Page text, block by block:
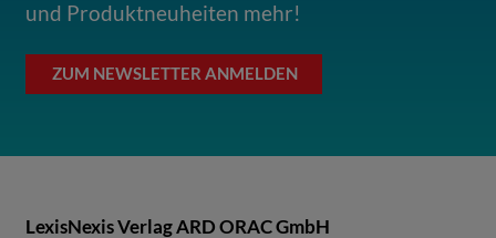
und Produktneuheiten mehr!
ZUM NEWSLETTER ANMELDEN
LexisNexis Verlag ARD ORAC GmbH